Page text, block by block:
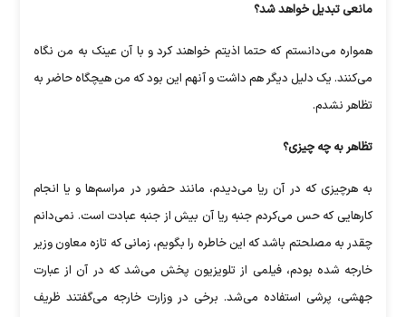
مانعی تبدیل خواهد شد؟
همواره می‌دانستم که حتما اذیتم خواهند کرد و با آن عینک به من نگاه
می‌کنند. یک دلیل دیگر هم داشت و آنهم این بود که من هیچگاه حاضر به
تظاهر نشدم.
تظاهر به چه چیزی؟
به هرچیزی که در آن ریا می‌دیدم، مانند حضور در مراسم‌ها و یا انجام
کار‌هایی که حس می‌کردم جنبه ریا آن بیش از جنبه عبادت است. نمی‌دانم
چقدر به مصلحتم باشد که این خاطره را بگویم، زمانی که تازه معاون وزیر
خارجه شده بودم، فیلمی از تلویزیون پخش می‌شد که در آن از عبارت
جهشی، پرشی استفاده می‌شد. برخی در وزارت خارجه می‌گفتند ظریف